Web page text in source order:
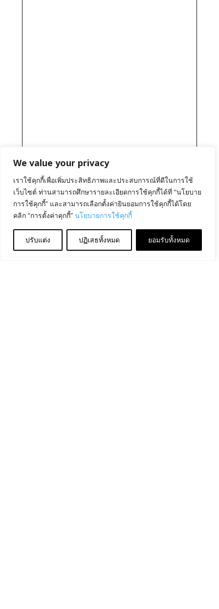
We value your privacy
เราใช้คุกกี้เพื่อเพิ่มประสิทธิภาพและประสบการณ์ที่ดีในการใช้
เว็บไซต์ ท่านสามารถศึกษารายละเอียดการใช้คุกกี้ได้ที่ “นโยบาย
การใช้คุกกี้” และสามารถเลือกตั้งค่ายินยอมการใช้คุกกี้ได้โดย
คลิก “การตั้งค่าคุกกี้” นโยบายการใช้คุกกี้
ปรับแต่ง ปฏิเสธทั้งหมด ยอมรับทั้งหมด